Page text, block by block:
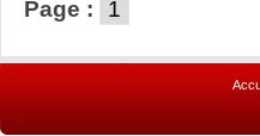
Page : 1